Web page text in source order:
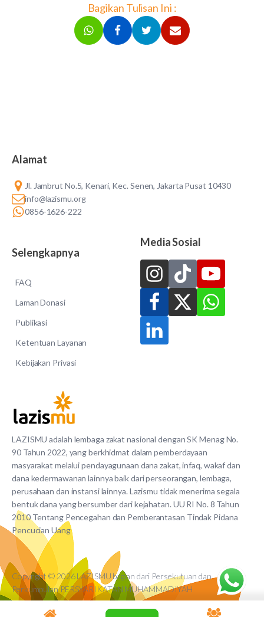
Bagikan Tulisan Ini :
LAZISMU adalah lembaga zakat nasional dengan SK Menag No.
90 Tahun 2022, yang berkhidmat dalam pemberdayaan
masyarakat melalui pendayagunaan dana zakat, infaq, wakaf dan
dana kedermawanan lainnya baik dari perseorangan, lembaga,
perusahaan dan instansi lainnya. Lazismu tidak menerima segala
bentuk dana yang bersumber dari kejahatan. UU RI No. 8 Tahun
2010 Tentang Pencegahan dan Pemberantasan Tindak Pidana
Pencucian Uang
Alamat
Jl. Jambrut No.5, Kenari, Kec. Senen, Jakarta Pusat 10430
info@lazismu.org
0856-1626-222
Selengkapnya
FAQ
Laman Donasi
Publikasi
Ketentuan Layanan
Kebijakan Privasi
Media Sosial
Copyright © 2026 LAZISMU bagian dari Persekutuan dan
Perkumpulan PERSYARIKATAN MUHAMMADIYAH